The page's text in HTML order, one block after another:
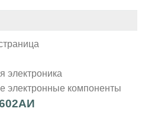
электроника
электронные компоненты